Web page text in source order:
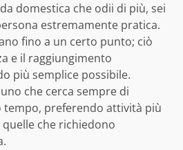
domestica che odii di più, sei
estremamente pratica.
fino a un certo punto; ciò
e il raggiungimento
più semplice possibile.
che cerca sempre di
preferendo attività più
che richiedono